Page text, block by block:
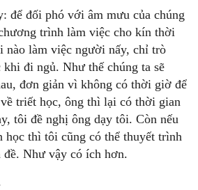
để đối phó với âm mưu của chúng
trình làm việc cho kín thời
nào làm việc người nấy, chỉ trò
đi ngủ. Như thế chúng ta sẽ
đơn giản vì không có thời giờ để
triết học, ông thì lại có thời gian
tôi đề nghị ông dạy tôi. Còn nếu
học thì tôi cũng có thể thuyết trình
đề. Như vậy có ích hơn.